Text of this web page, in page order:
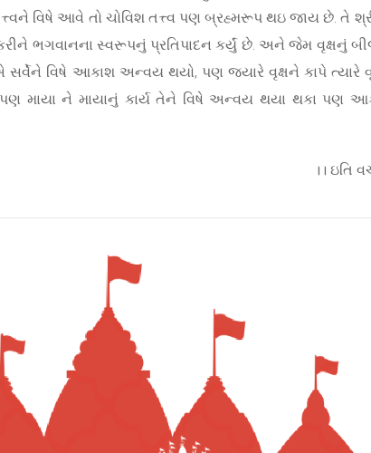
વિષે આવે તો ચોવિશ તત્ત્વ પણ બ્રહ્મરૂપ થઇ જાય છે. તે
કરીને ભગવાનના સ્વરૂપનું પ્રતિપાદન કર્યું છે. અને જેમ વૃક્ષનું
સર્વેને વિષે આકાશ અન્વય થયો, પણ જ્યારે વૃક્ષને કાપે
માયા ને માયાનું કાર્ય તેને વિષે અન્વય થયા થકા પણ
।। ઇતિ